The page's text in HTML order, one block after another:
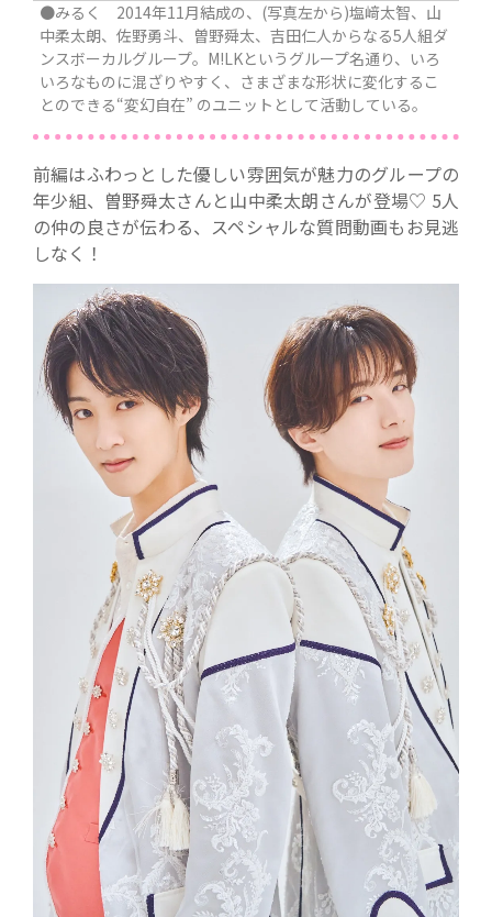
●みるく 2014年11月結成の、(写真左から)塩﨑太智、山
中柔太朗、佐野勇斗、曽野舜太、吉田仁人からなる5人組ダ
ンスボーカルグループ。 M!LKというグループ名通り、 いろ
いろなものに混ざりやすく、さまざまな形状に変化するこ
とのできる“変幻自在” のユニットとして活動している。
前編はふわっとした優しい雰囲気が魅力のグループの
年少組、 曽野舜太さんと山中柔太朗さんが登場♡ 5人
の仲の良さが伝わる、スペシャルな質問動画もお見逃
しなく！